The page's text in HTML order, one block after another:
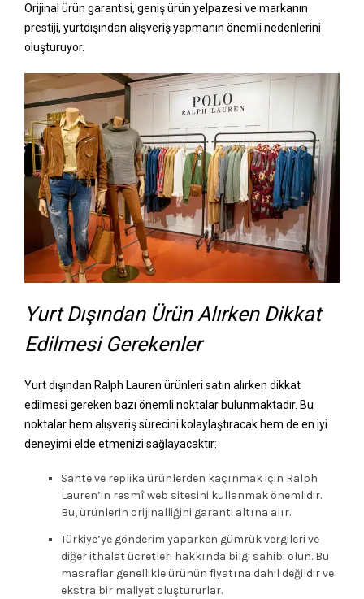
Orijinal ürün garantisi, geniş ürün yelpazesi ve markanın
prestiji, yurtdışından alışveriş yapmanın önemli nedenlerini
oluşturuyor.
Yurt Dışından Ürün Alırken Dikkat
Edilmesi Gerekenler
Yurt dışından Ralph Lauren ürünleri satın alırken dikkat
edilmesi gereken bazı önemli noktalar bulunmaktadır. Bu
noktalar hem alışveriş sürecini kolaylaştıracak hem de en iyi
deneyimi elde etmenizi sağlayacaktır:
Sahte ve replika ürünlerden kaçınmak için Ralph
Lauren’in resmî web sitesini kullanmak önemlidir.
Bu, ürünlerin orijinalliğini garanti altına alır.
Türkiye’ye gönderim yaparken gümrük vergileri ve
diğer ithalat ücretleri hakkında bilgi sahibi olun. Bu
masraflar genellikle ürünün fiyatına dahil değildir ve
ekstra bir maliyet oluştururlar.